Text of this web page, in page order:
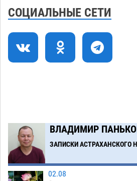
Краснодарской в
Астраханский суд оценил
голове полицейского в
18:57
В Астрахани впервые
теории игр
СОЦИАЛЬНЫЕ СЕТИ
ВЛАДИМИР
ЗАПИСКИ АСТРАХАНСКОГО
02.08